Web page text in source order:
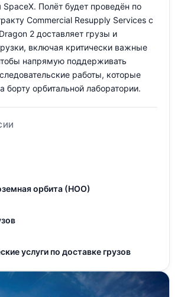
Полёт будет проведён по
Commercial Resupply Services с
2 доставляет грузы и
включая критически важные
напрямую поддерживать
работы, которые
борту орбитальной лаборатории.
орбита (НОО)
услуги по доставке грузов